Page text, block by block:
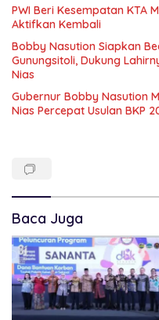
PWI Beri Kesempatan KTA
Aktifkan Kembali
Bobby Nasution Siapkan
Gunungsitoli, Dukung
Nias
Gubernur Bobby Nasution
Nias Percepat Usulan BKP
Baca Juga